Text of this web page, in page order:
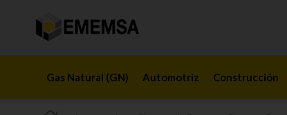
Gas Natural (GN) Automotriz Construcción